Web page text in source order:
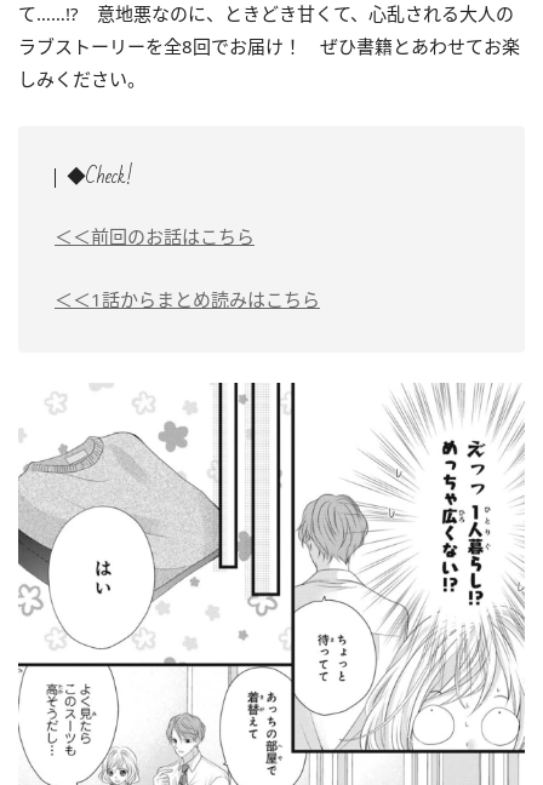
て……!? 意地悪なのに、ときどき甘くて、心乱される大人の
ラブストーリーを全8回でお届け！ ぜひ書籍とあわせてお楽
しみください。
◆Check!
＜＜前回のお話はこちら
＜＜1話からまとめ読みはこちら